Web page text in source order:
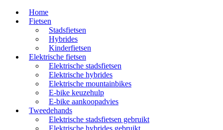
Home
Fietsen
Stadsfietsen
Hybrides
Kinderfietsen
Elektrische fietsen
Elektrische stadsfietsen
Elektrische hybrides
Elektrische mountainbikes
E-bike keuzehulp
E-bike aankoopadvies
Tweedehands
Elektrische stadsfietsen gebruikt
Elektrische hybrides gebruikt